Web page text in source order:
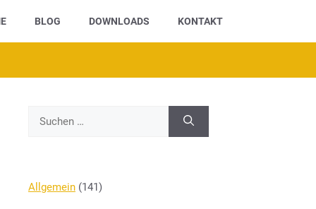
BLOG DOWNLOADS KONTAKT
nach:
Allgemein (141)